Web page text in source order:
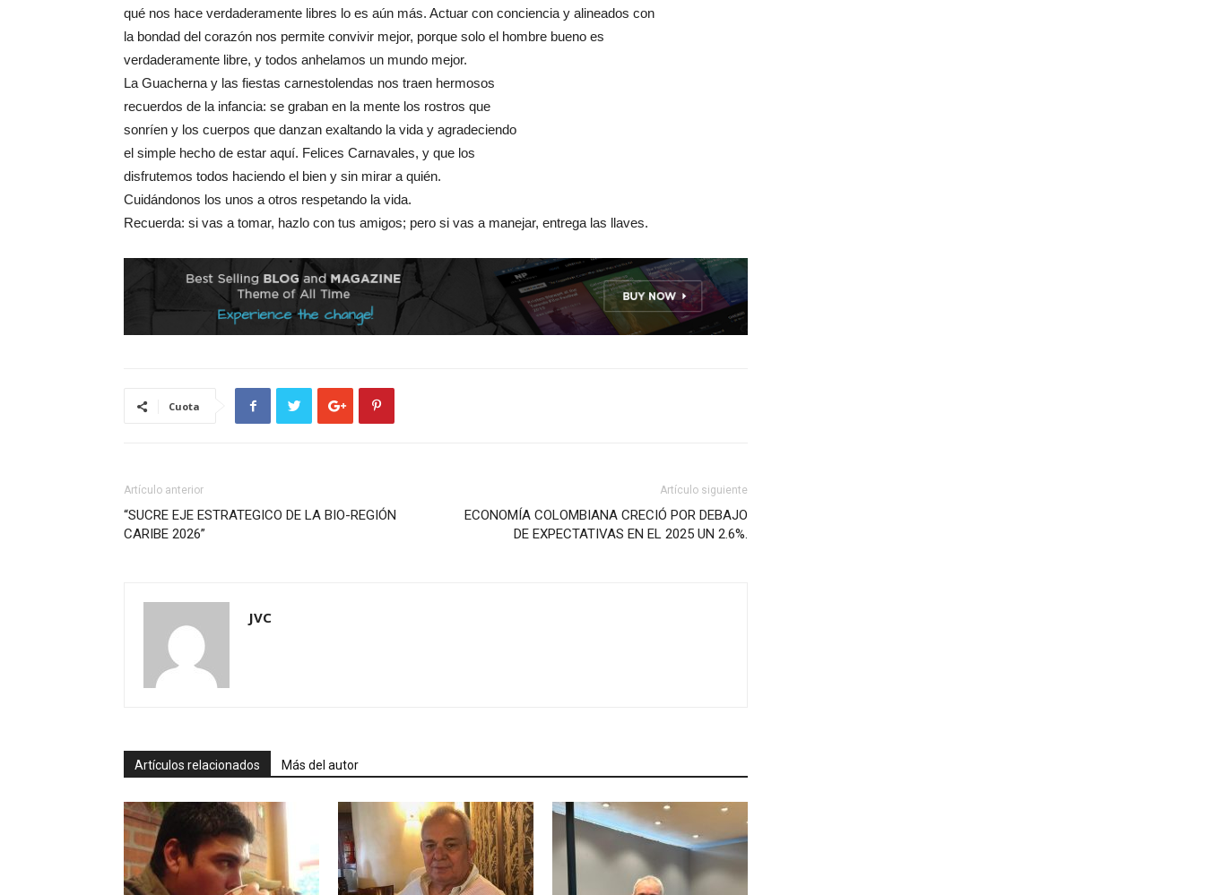
qué nos hace verdaderamente libres lo es aún más. Actuar con conciencia y alineados con
la bondad del corazón nos permite convivir mejor, porque solo el hombre bueno es
verdaderamente libre, y todos anhelamos un mundo mejor.
La Guacherna y las fiestas carnestolendas nos traen hermosos
recuerdos de la infancia: se graban en la mente los rostros que
sonríen y los cuerpos que danzan exaltando la vida y agradeciendo
el simple hecho de estar aquí. Felices Carnavales, y que los
disfrutemos todos haciendo el bien y sin mirar a quién.
Cuidándonos los unos a otros respetando la vida.
Recuerda: si vas a tomar, hazlo con tus amigos; pero si vas a manejar, entrega las llaves.
Cuota
Artículo anterior
“SUCRE EJE ESTRATEGICO DE LA BIO-REGIÓN
CARIBE 2026”
Artículo siguiente
ECONOMÍA COLOMBIANA CRECIÓ POR DEBAJO
DE EXPECTATIVAS EN EL 2025 UN 2.6%.
JVC
Artículos relacionados Más del autor